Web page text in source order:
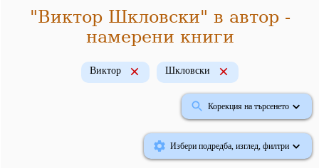
"Виктор Шкловски" в автор -
намерени книги
Виктор Шкловски
Корекция на търсенето
Избери подредба, изглед, филтри